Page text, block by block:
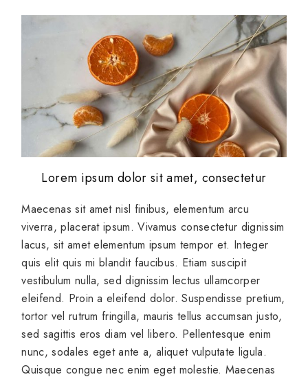
Lorem ipsum dolor sit amet, consectetur
Maecenas sit amet nisl finibus, elementum arcu
viverra, placerat ipsum. Vivamus consectetur dignissim
lacus, sit amet elementum ipsum tempor et. Integer
quis elit quis mi blandit faucibus. Etiam suscipit
vestibulum nulla, sed dignissim lectus ullamcorper
eleifend. Proin a eleifend dolor. Suspendisse pretium,
tortor vel rutrum fringilla, mauris tellus accumsan justo,
sed sagittis eros diam vel libero. Pellentesque enim
nunc, sodales eget ante a, aliquet vulputate ligula.
Quisque congue nec enim eget molestie. Maecenas